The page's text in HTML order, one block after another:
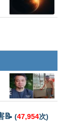
📝 (47,954次)